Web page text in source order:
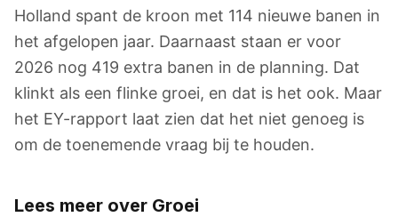
Holland spant de kroon met 114 nieuwe banen in
het afgelopen jaar. Daarnaast staan er voor
2026 nog 419 extra banen in de planning. Dat
klinkt als een flinke groei, en dat is het ook. Maar
het EY-rapport laat zien dat het niet genoeg is
om de toenemende vraag bij te houden.
Lees meer over Groei